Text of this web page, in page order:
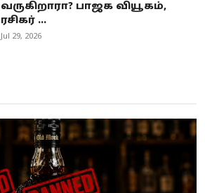
வருகிறாரா? பாஜக வியூகம்,
ரசிகர் ...
Jul 29, 2026